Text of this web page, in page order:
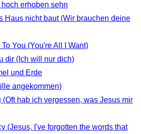
erhoben sehn
Haus nicht baut (Wir brauchen deine
You (You're All I Want)
dir (Ich will nur dich)
und Erde
angekommen)
(Oft hab ich vergessen, was Jesus mir
(Jesus, I've forgotten the words that